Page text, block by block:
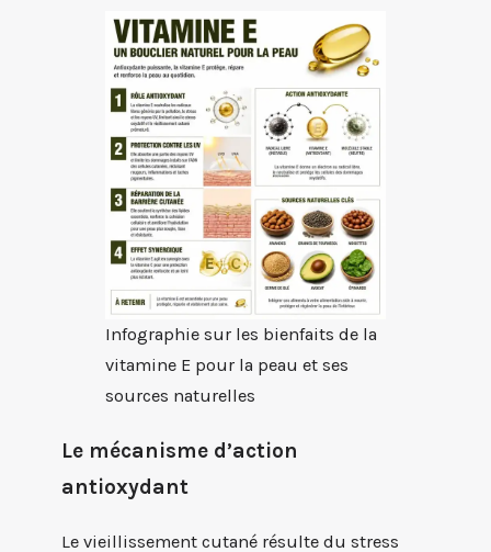
Infographie sur les bienfaits de la
vitamine E pour la peau et ses
sources naturelles
Le mécanisme d’action
antioxydant
Le vieillissement cutané résulte du stress